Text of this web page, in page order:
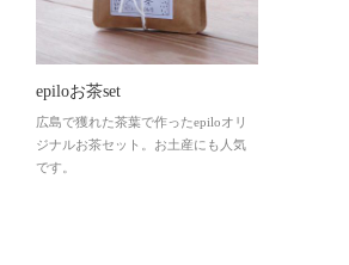
epiloお茶set
広島で獲れた茶葉で作ったepiloオリ
ジナルお茶セット。お土産にも人気
です。